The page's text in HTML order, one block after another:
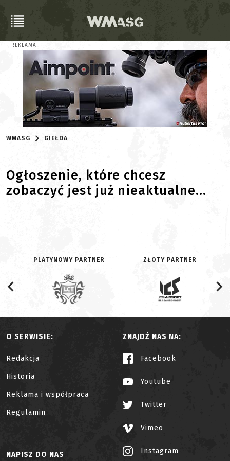
REKLAMA
WMASG GIEŁDA
Ogłoszenie, które chcesz
zobaczyć jest już nieaktualne...
PLATYNOWY PARTNER ZŁOTY PARTNER
O SERWISIE:
Redakcja
Historia
Reklama i współpraca
Regulamin
ZNAJDŹ NAS NA:
Facebook
Youtube
Twitter
Vimeo
Instagram
NAPISZ DO NAS